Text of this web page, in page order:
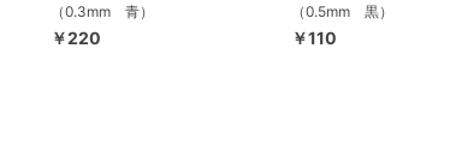
（0.3mm 青）
￥220
（0.5mm 黒）
￥110